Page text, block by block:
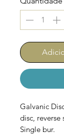
Galvanic
disc, reverse
Single bur.